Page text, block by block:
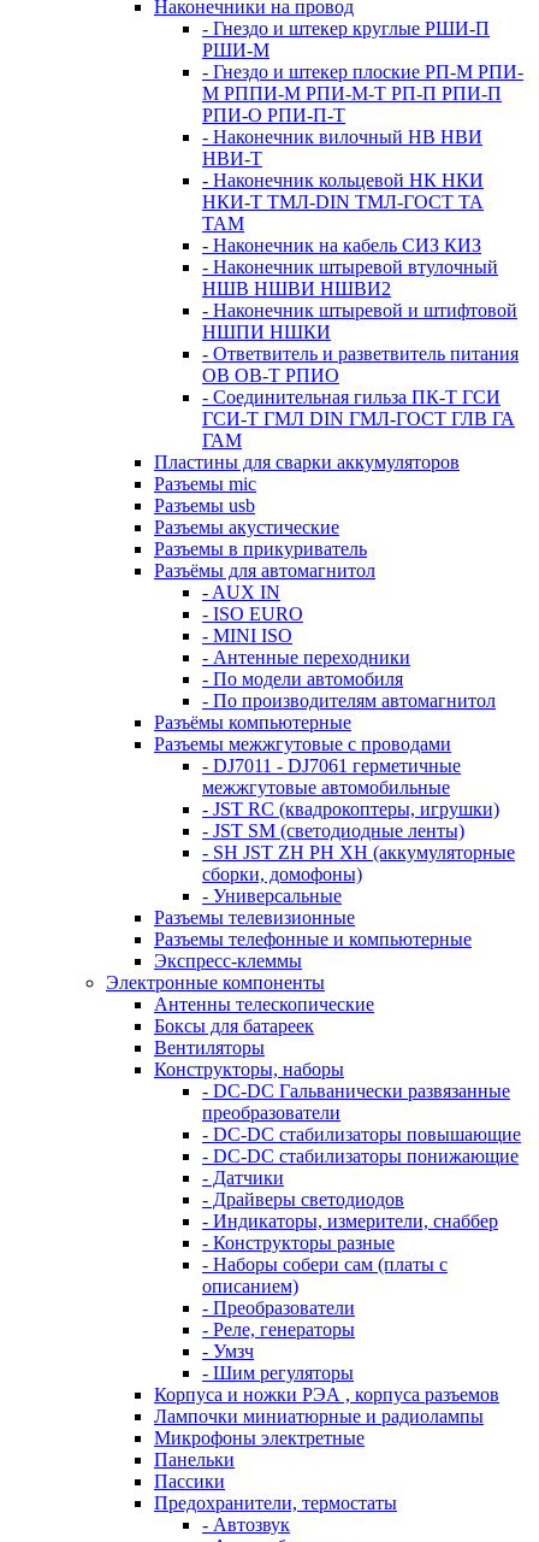
Наконечники на провод
- Гнездо и штекер круглые РШИ-П
РШИ-М
- Гнездо и штекер плоские РП-М РПИ-
М РППИ-М РПИ-М-Т РП-П РПИ-П
РПИ-О РПИ-П-Т
- Наконечник вилочный НВ НВИ
НВИ-Т
- Наконечник кольцевой НК НКИ
НКИ-Т ТМЛ-DIN ТМЛ-ГОСТ ТА
ТАМ
- Наконечник на кабель СИЗ КИЗ
- Наконечник штыревой втулочный
НШВ НШВИ НШВИ2
- Наконечник штыревой и штифтовой
НШПИ НШКИ
- Ответвитель и разветвитель питания
ОВ ОВ-Т РПИО
- Соединительная гильза ПК-Т ГСИ
ГСИ-Т ГМЛ DIN ГМЛ-ГОСТ ГЛВ ГА
ГАМ
Пластины для сварки аккумуляторов
Разъемы mic
Разъемы usb
Разъемы акустические
Разъемы в прикуриватель
Разъёмы для автомагнитол
- AUX IN
- ISO EURO
- MINI ISO
- Антенные переходники
- По модели автомобиля
- По производителям автомагнитол
Разъёмы компьютерные
Разъемы межжгутовые с проводами
- DJ7011 - DJ7061 герметичные
межжгутовые автомобильные
- JST RC (квадрокоптеры, игрушки)
- JST SM (светодиодные ленты)
- SH JST ZH PH XH (аккумуляторные
сборки, домофоны)
- Универсальные
Разъемы телевизионные
Разъемы телефонные и компьютерные
Экспресс-клеммы
Электронные компоненты
Антенны телескопические
Боксы для батареек
Вентиляторы
Конструкторы, наборы
- DC-DC Гальванически развязанные
преобразователи
- DC-DC стабилизаторы повышающие
- DC-DC стабилизаторы понижающие
- Датчики
- Драйверы светодиодов
- Индикаторы, измерители, снаббер
- Конструкторы разные
- Наборы собери сам (платы с
описанием)
- Преобразователи
- Реле, генераторы
- Умзч
- Шим регуляторы
Корпуса и ножки РЭА , корпуса разъемов
Лампочки миниатюрные и радиолампы
Микрофоны электретные
Панельки
Пассики
Предохранители, термостаты
- Автозвук